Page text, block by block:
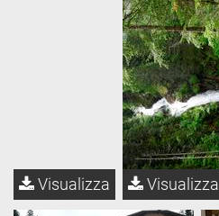
Visualizza Visualizza